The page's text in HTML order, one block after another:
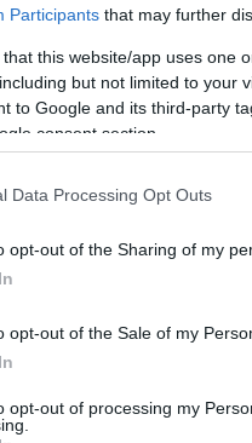
Participants that may further
that this website/app uses one
but not limited to your
to Google and its third-party
consent section.
Data Processing Opt Outs
opt-out of the Sharing of my
opt-out of the Sale of my
opt-out of processing my
Partei mit
über die
Internet veröffentlicht
wegen der